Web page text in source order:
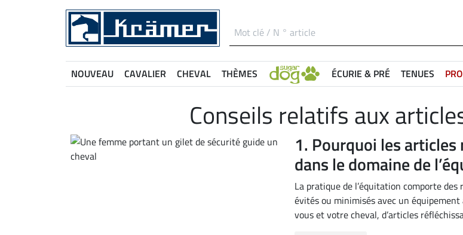
NOUVEAU CAVALIER CHEVAL THÈMES ÉCURIE & PRÉ TENUES
Conseils relatifs aux
1. Pourquoi les
dans le domaine de
La pratique de l’équitation comporte
évités ou minimisés avec un équipement
vous et votre cheval, d’articles